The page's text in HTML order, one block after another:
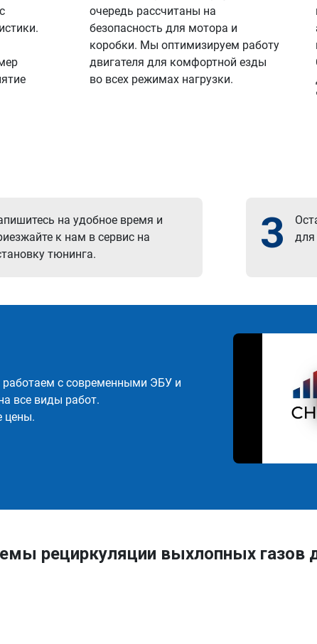
очередь рассчитаны на
безопасность для мотора и
коробки. Мы оптимизируем работу
двигателя для комфортной езды
во всех режимах нагрузки.
на удобное время и
к нам в сервис на
тюнинга.
3
для
работаем с современными ЭБУ и
все виды работ.
цены.
рециркуляции выхлопных газов